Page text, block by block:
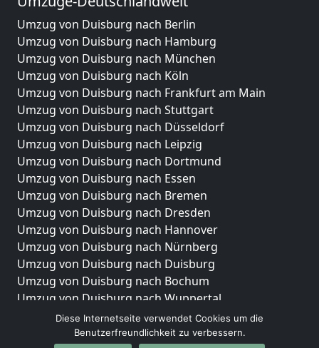
Umzug von Duisburg nach Berlin
Umzug von Duisburg nach Hamburg
Umzug von Duisburg nach München
Umzug von Duisburg nach Köln
Umzug von Duisburg nach Frankfurt am Main
Umzug von Duisburg nach Stuttgart
Umzug von Duisburg nach Düsseldorf
Umzug von Duisburg nach Leipzig
Umzug von Duisburg nach Dortmund
Umzug von Duisburg nach Essen
Umzug von Duisburg nach Bremen
Umzug von Duisburg nach Dresden
Umzug von Duisburg nach Hannover
Umzug von Duisburg nach Nürnberg
Umzug von Duisburg nach Duisburg
Umzug von Duisburg nach Bochum
Umzug von Duisburg nach Wuppertal
Umzug von Duisburg nach Bielefeld
Umzug von Duisburg nach Bonn
Diese Internetseite verwendet Cookies um die
Benutzerfreundlichkeit zu verbessern.